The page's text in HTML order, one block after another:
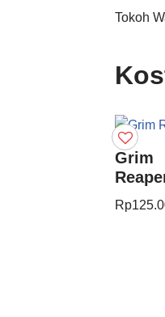
Tokoh
Grim
Rp